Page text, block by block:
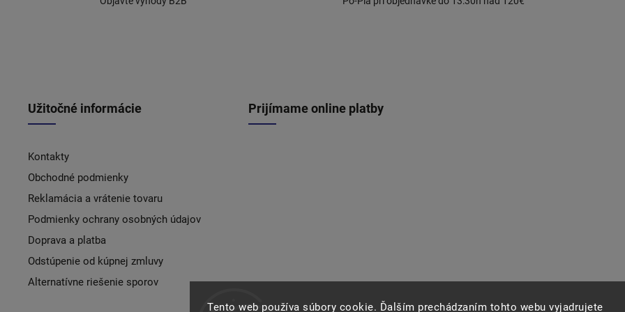
Tento web používa súbory cookie. Ďalším prechádzaním tohto webu vyjadrujete
Užitočné informácie
Kontakty
Obchodné podmienky
Reklamácia a vrátenie tovaru
Podmienky ochrany osobných údajov
Doprava a platba
Odstúpenie od kúpnej zmluvy
Alternatívne riešenie sporov
Prijímame online platby